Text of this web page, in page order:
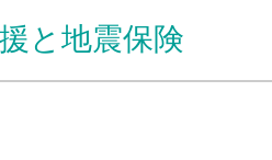
援と地震保険